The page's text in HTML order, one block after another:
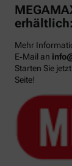
erhältlich:
Mehr
E‑Mail an
Starten Sie
Seite!